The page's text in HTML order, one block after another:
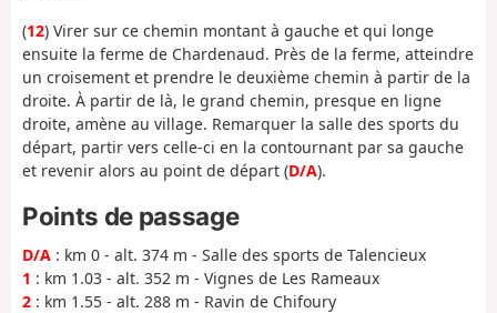
(12) Virer sur ce chemin montant à gauche et qui longe
ensuite la ferme de Chardenaud. Près de la ferme, atteindre
un croisement et prendre le deuxième chemin à partir de la
droite. À partir de là, le grand chemin, presque en ligne
droite, amène au village. Remarquer la salle des sports du
départ, partir vers celle-ci en la contournant par sa gauche
et revenir alors au point de départ (D/A).
Points de passage
D/A : km 0 - alt. 374 m - Salle des sports de Talencieux
1 : km 1.03 - alt. 352 m - Vignes de Les Rameaux
2 : km 1.55 - alt. 288 m - Ravin de Chifoury